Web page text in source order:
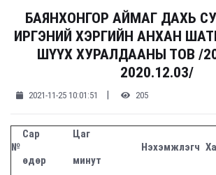
БАЯНХОНГОР АЙМАГ ДАХЬ
ИРГЭНИЙ ХЭРГИЙН АНХАН
ШҮҮХ ХУРАЛДААНЫ ТОВ /
2020.12.03/
2021-11-25 10:01:51 | 205
№
Сар
өдөр
Цаг
минут
Нэхэмжлэгч